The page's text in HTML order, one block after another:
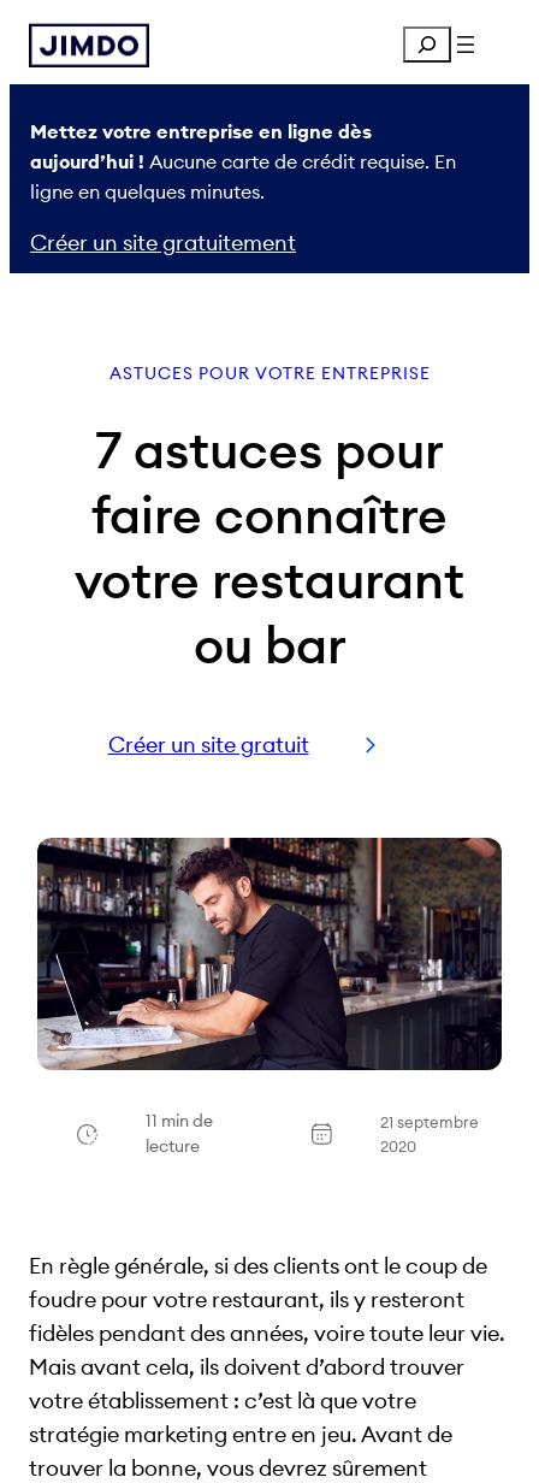
Aller
au
contenu
Search
Mettez votre entreprise en ligne dès
aujourd’hui !Aucune carte de crédit requise. En
ligne en quelques minutes.
Créer un site gratuitement
ASTUCES POUR VOTRE ENTREPRISE
7 astuces pour
faire connaître
votre restaurant
ou bar
Créer un site gratuit
11 min de
lecture
21 septembre
2020
En règle générale, si des clients ont le coup de
foudre pour votre restaurant, ils y resteront
fidèles pendant des années, voire toute leur vie.
Mais avant cela, ils doivent d’abord trouver
votre établissement : c’est là que votre
stratégie marketing entre en jeu. Avant de
trouver la bonne, vous devrez sûrement